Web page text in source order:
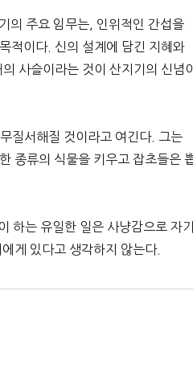
의 주요 임무는, 인위적인 간섭을
적이다. 신의 설계에 담긴 지혜와
사슬이라는 것이 산지기의 신념이
질서해질 것이라고 여긴다. 그는
종류의 식물을 키우고 잡초들은
하는 유일한 일은 사냥감으로 자기
게 있다고 생각하지 않는다.